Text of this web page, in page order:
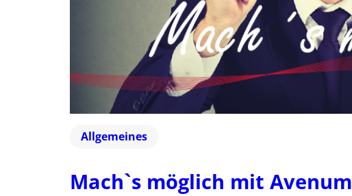
Allgemeines
Mach`s möglich mit Avenum